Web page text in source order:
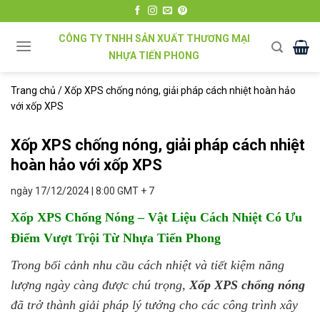
đến
CÔNG TY TNHH SẢN XUẤT THƯƠNG MẠI
NHỰA TIẾN PHONG
Trang chủ /Xốp XPS chống nóng, giải pháp cách nhiệt hoàn hảo
với xốp XPS
Xốp XPS chống nóng, giải pháp cách nhiệt
hoàn hảo với xốp XPS
ngày 17/12/2024 | 8:00 GMT + 7
Xốp XPS Chống Nóng – Vật Liệu Cách Nhiệt Có Ưu
Điểm Vượt Trội Từ Nhựa Tiến Phong
Trong bối cảnh nhu cầu cách nhiệt và tiết kiệm năng
lượng ngày càng được chú trọng,Xốp XPS chống nóng
đã trở thành giải pháp lý tưởng cho các công trình xây